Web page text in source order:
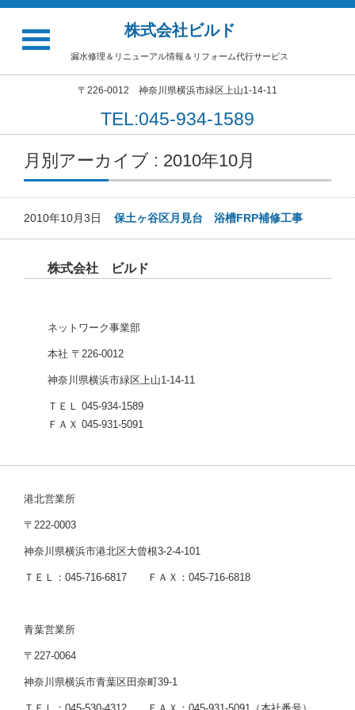
株式会社ビルド
漏水修理＆リニューアル情報＆リフォーム代行サービス
〒226-0012 神奈川県横浜市緑区上山1-14-11
TEL:045-934-1589
月別アーカイブ : 2010年10月
2010年10月3日 保土ヶ谷区月見台 浴槽FRP補修工事
株式会社 ビルド
ネットワーク事業部
本社 〒226-0012
神奈川県横浜市緑区上山1-14-11
ＴＥＬ 045-934-1589
ＦＡＸ 045-931-5091
港北営業所
〒222-0003
神奈川県横浜市港北区大曾根3-2-4-101
ＴＥＬ：045-716-6817 ＦＡＸ：045-716-6818
青葉営業所
〒227-0064
神奈川県横浜市青葉区田奈町39-1